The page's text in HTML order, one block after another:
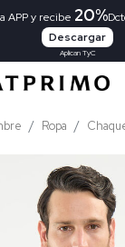
APP y recibe 20%
Descargar
Aplican TyC
Ropa